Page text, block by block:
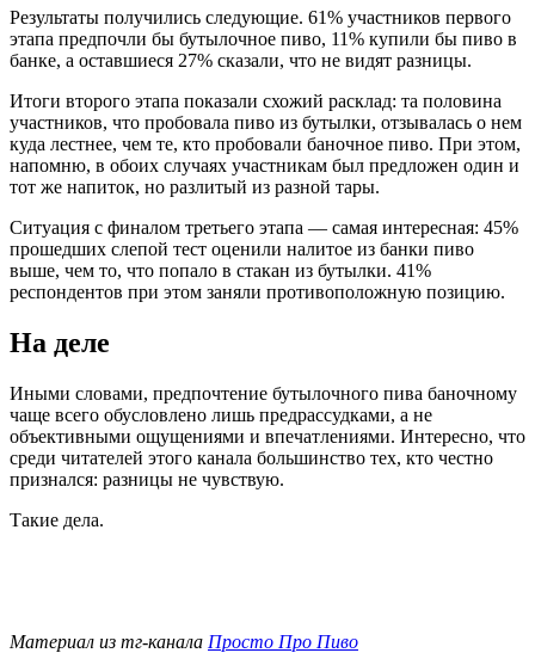
Результаты получились следующие. 61% участников первого
этапа предпочли бы бутылочное пиво, 11% купили бы пиво в
банке, а оставшиеся 27% сказали, что не видят разницы.
Итоги второго этапа показали схожий расклад: та половина
участников, что пробовала пиво из бутылки, отзывалась о нем
куда лестнее, чем те, кто пробовали баночное пиво. При этом,
напомню, в обоих случаях участникам был предложен один и
тот же напиток, но разлитый из разной тары.
Ситуация с финалом третьего этапа — самая интересная: 45%
прошедших слепой тест оценили налитое из банки пиво
выше, чем то, что попало в стакан из бутылки. 41%
респондентов при этом заняли противоположную позицию.
На деле
Иными словами, предпочтение бутылочного пива баночному
чаще всего обусловлено лишь предрассудками, а не
объективными ощущениями и впечатлениями. Интересно, что
среди читателей этого канала большинство тех, кто честно
признался: разницы не чувствую.
Такие дела.
Материал из тг-канала Просто Про Пиво